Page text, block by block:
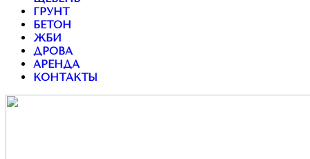
ГРУНТ
БЕТОН
ЖБИ
ДРОВА
АРЕНДА
КОНТАКТЫ